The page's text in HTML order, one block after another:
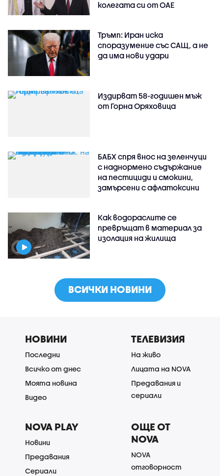
колегата си от ОАЕ
Тръмп: Иран иска
споразумение със САЩ, а не
да има нови удари
Издирват 58-годишен мъж
от Горна Оряховица
БАБХ спря внос на зеленчуци
с наднормено съдържание
на пестициди и смокини,
замърсени с афлатоксини
Как водораслите се
превръщат в материал за
изолация на жилища
ВСИЧКИ НОВИНИ
НОВИНИ
Последни
Всичко от днес
Моята новина
Видео
ТЕЛЕВИЗИЯ
На живо
Лицата на NOVA
Предавания и
сериали
NOVA PLAY
Новини
Предавания
Сериали
ОЩЕ ОТ
NOVA
NOVA
отговорност